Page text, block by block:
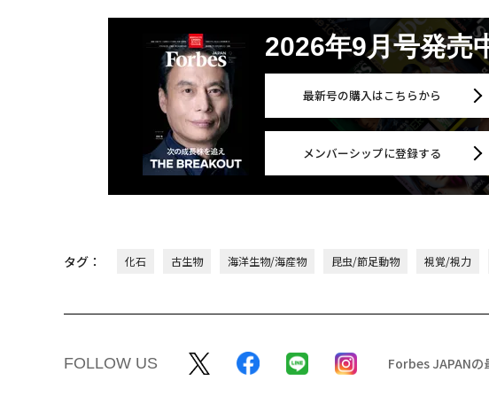
2026年9月号発売
最新号の購入はこちらから
メンバーシップに登録する
タグ： 化石 古生物 海洋生物/海産物 昆虫/節足動物 視覚/視力
FOLLOW US Forbes JAPANの